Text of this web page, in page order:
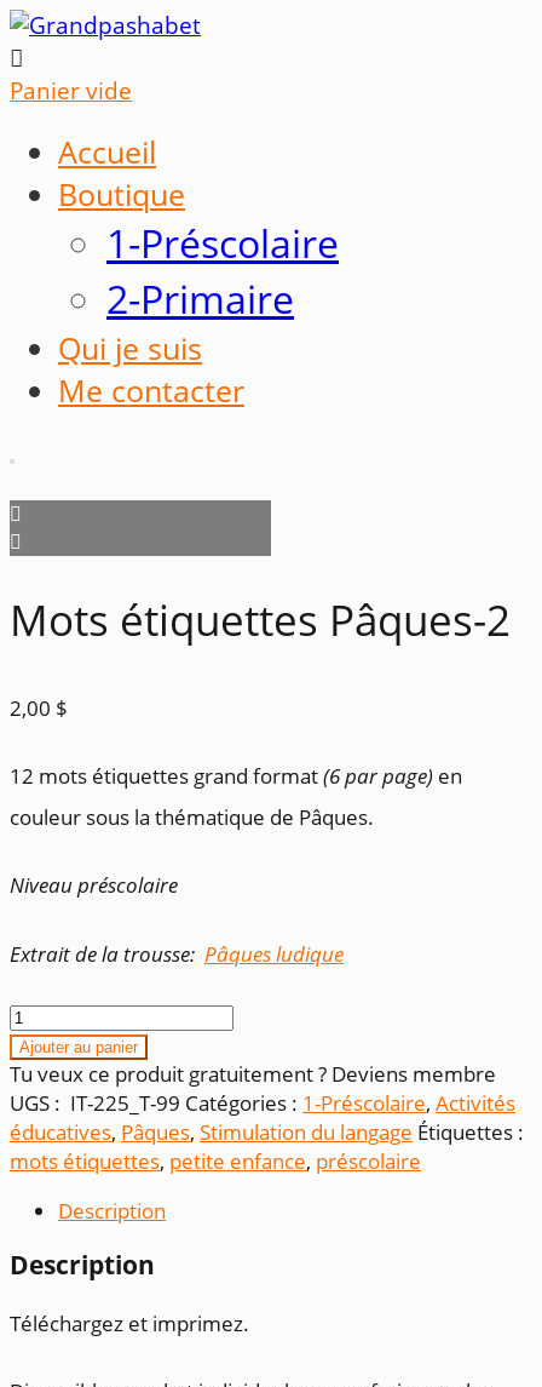

Panier vide
Accueil
Boutique
1-Préscolaire
2-Primaire
Qui je suis
Me contacter
Mots étiquettes Pâques-2
2,00 $
12 mots étiquettes grand format(6 par page) en
couleur sous la thématique de Pâques.
Niveau préscolaire
Extrait de la trousse: Pâques ludique
quantité
de
Mots
étiquettes
Pâques-
2
Ajouter au panier
Tu veux ce produit gratuitement ? Deviens membre
UGS : IT-225_T-99 Catégories : 1-Préscolaire, Activités
éducatives, Pâques, Stimulation du langage Étiquettes :
mots étiquettes, petite enfance, préscolaire
Description
Description
Téléchargez et imprimez.